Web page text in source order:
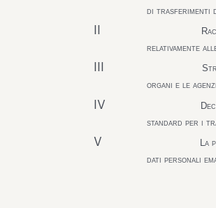
di trasferimenti
relativamente
organi e le
IV
standard per i
V La
dati personali